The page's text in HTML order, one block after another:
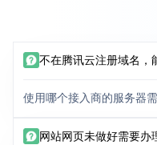
不在腾讯云注册域名，
使用哪个接入商的服务器
网站网页未做好需要办